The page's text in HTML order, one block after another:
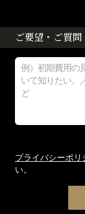
ご要望・ご質問
プライバシーポリ
い。